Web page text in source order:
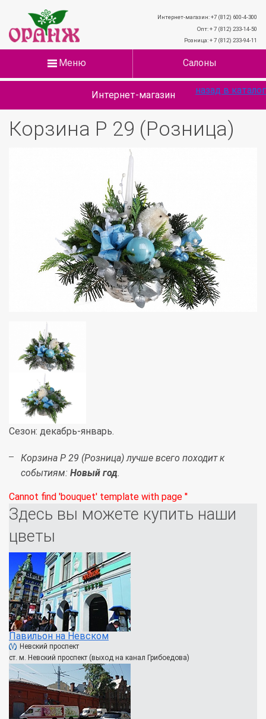
Интернет-магазин: +7 (812) 600-4-300
Опт: + 7 (812) 233-14-50
Розница: + 7 (812) 233-94-11
Меню Салоны
Интернет-магазин
Корзина Р 29 (Розница)
назад в каталог
Сезон: декабрь-январь.
Корзина Р 29 (Розница) лучше всего походит к
событиям: Новый год.
Cannot find 'bouquet' template with page ''
Здесь вы можете купить наши
цветы
Павильон на Невском
Невский проспект
ст. м. Невский проспект (выход на канал Грибоедова)